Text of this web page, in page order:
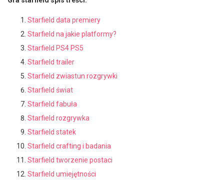
Starfield data premiery
Starfield na jakie platformy?
Starfield PS4 PS5
Starfield trailer
Starfield zwiastun rozgrywki
Starfield świat
Starfield fabuła
Starfield rozgrywka
Starfield statek
Starfield crafting i badania
Starfield tworzenie postaci
Starfield umiejętności